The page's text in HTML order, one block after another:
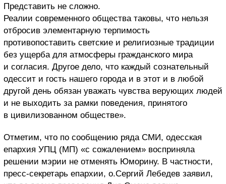
Представить не сложно.
Реалии современного общества таковы, что нельзя
отбросив элементарную терпимость
противопоставить светские и религиозные традиции
без ущерба для атмосферы гражданского мира
и согласия. Другое дело, что каждый сознательный
одессит и гость нашего города и в этот и в любой
другой день обязан уважать чувства верующих людей
и не выходить за рамки поведения, принятого
в цивилизованном обществе».
Отметим, что по сообщению ряда СМИ, одесская
епархия УПЦ (МП) «с сожалением» восприняла
решении мэрии не отменять Юморину. В частности,
пресс-секретарь епархии, о.Сергий Лебедев заявил,